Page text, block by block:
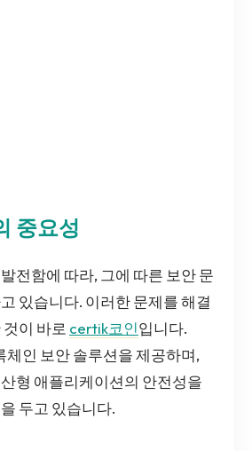
중요성
전함에 따라, 그에 따른 보안 문
있습니다. 이러한 문제를 해결
이 바로 certik코인입니다.
인 보안 솔루션을 제공하며,
형 애플리케이션의 안전성을
두고 있습니다.